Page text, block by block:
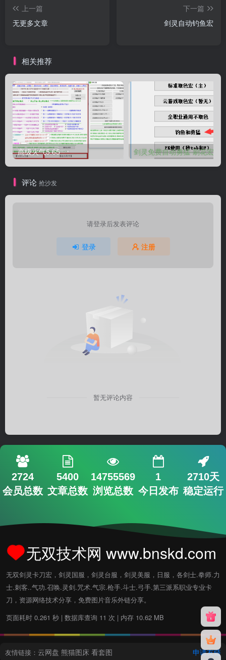
上一篇
无更多文章
下一篇
剑灵自动钓鱼宏
相关推荐
高级火气5.65 剑灵免费自动勇猛-刷花宏
评论 抢沙发
请登录后发表评论
登录 注册
暂无评论内容
2724
会员总数
5400
文章总数
14755569
浏览总数
1
今日发布
2710天
稳定运行
无双技术网 www.bnskd.com
无双剑灵卡刀宏，剑灵国服，剑灵台服，剑灵美服，日服，各剑士.拳师.力
士.刺客..气功.召唤.灵剑.咒术.气宗.枪手.斗士.弓手.第三派系职业专业卡
刀，资源网络技术分享，免费图片音乐外链分享。
页面耗时 0.261 秒 | 数据库查询 11 次 | 内存 10.62 MB
友情链接： 云网盘 熊猫图床 看套图 申请友链